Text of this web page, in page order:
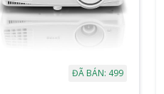
ĐÃ BÁN: 499